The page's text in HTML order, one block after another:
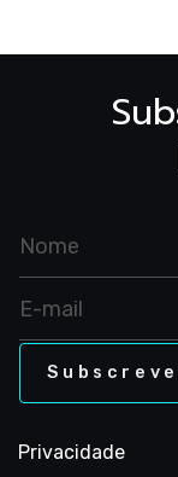
Privacidade